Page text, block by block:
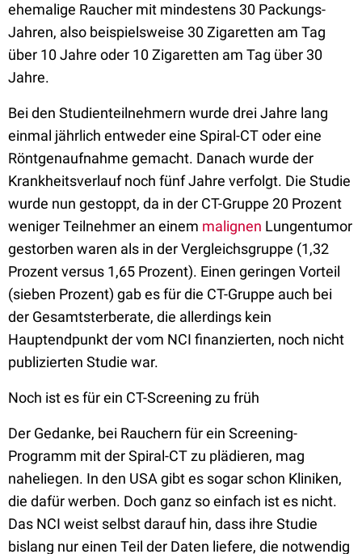
ehemalige Raucher mit mindestens 30 Packungs-
Jahren, also beispielsweise 30 Zigaretten am Tag
über 10 Jahre oder 10 Zigaretten am Tag über 30
Jahre.
Bei den Studienteilnehmern wurde drei Jahre lang
einmal jährlich entweder eine Spiral-CT oder eine
Röntgenaufnahme gemacht. Danach wurde der
Krankheitsverlauf noch fünf Jahre verfolgt. Die Studie
wurde nun gestoppt, da in der CT-Gruppe 20 Prozent
weniger Teilnehmer an einem malignen Lungentumor
gestorben waren als in der Vergleichsgruppe (1,32
Prozent versus 1,65 Prozent). Einen geringen Vorteil
(sieben Prozent) gab es für die CT-Gruppe auch bei
der Gesamtsterberate, die allerdings kein
Hauptendpunkt der vom NCI finanzierten, noch nicht
publizierten Studie war.
Noch ist es für ein CT-Screening zu früh
Der Gedanke, bei Rauchern für ein Screening-
Programm mit der Spiral-CT zu plädieren, mag
naheliegen. In den USA gibt es sogar schon Kliniken,
die dafür werben. Doch ganz so einfach ist es nicht.
Das NCI weist selbst darauf hin, dass ihre Studie
bislang nur einen Teil der Daten liefere, die notwendig